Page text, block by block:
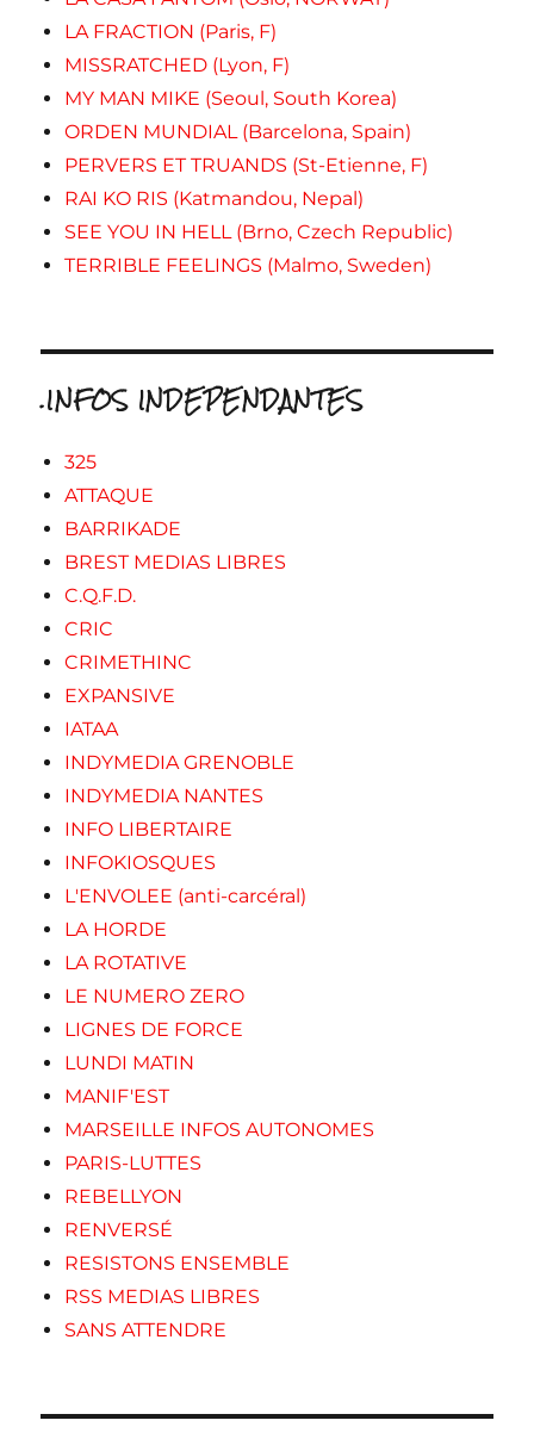
LA FRACTION (Paris, F)
MISSRATCHED (Lyon, F)
MY MAN MIKE (Seoul, South Korea)
ORDEN MUNDIAL (Barcelona, Spain)
PERVERS ET TRUANDS (St-Etienne, F)
RAI KO RIS (Katmandou, Nepal)
SEE YOU IN HELL (Brno, Czech Republic)
TERRIBLE FEELINGS (Malmo, Sweden)
.INFOS INDEPENDANTES
325
ATTAQUE
BARRIKADE
BREST MEDIAS LIBRES
C.Q.F.D.
CRIC
CRIMETHINC
EXPANSIVE
IATAA
INDYMEDIA GRENOBLE
INDYMEDIA NANTES
INFO LIBERTAIRE
INFOKIOSQUES
L'ENVOLEE (anti-carcéral)
LA HORDE
LA ROTATIVE
LE NUMERO ZERO
LIGNES DE FORCE
LUNDI MATIN
MANIF'EST
MARSEILLE INFOS AUTONOMES
PARIS-LUTTES
REBELLYON
RENVERSÉ
RESISTONS ENSEMBLE
RSS MEDIAS LIBRES
SANS ATTENDRE